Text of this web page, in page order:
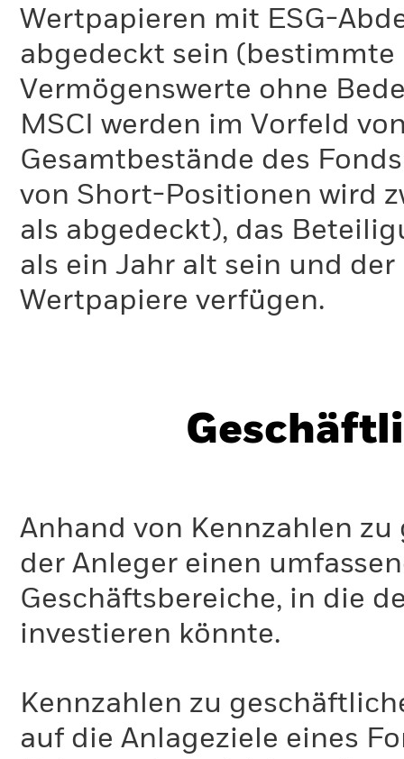
Wertpapieren mit ESG-
abgedeckt sein
Vermögenswerte ohne
MSCI werden im Vorfeld
Gesamtbestände des
von Short-Positionen wird
als abgedeckt), das
als ein Jahr alt sein und
Wertpapiere verfügen.
Anhand von Kennzahlen
der Anleger einen
Geschäftsbereiche, in die
investieren könnte.
Kennzahlen zu
auf die Anlageziele eines